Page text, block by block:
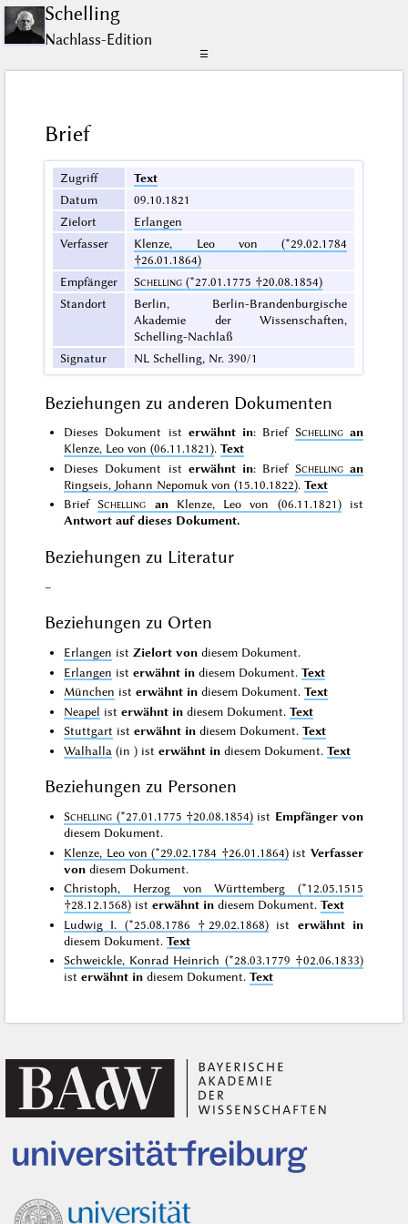
Schelling
Nachlass-Edition
☰
Brief
Zugriff
Text
Datum
09.10.1821
Zielort
Erlangen
Verfasser
Klenze, Leo von (*29.02.1784
†26.01.1864)
Empfänger
Schelling (*27.01.1775 †20.08.1854)
Standort
Berlin, Berlin-Brandenburgische
Akademie der Wissenschaften,
Schelling-Nachlaß
Signatur
NL Schelling, Nr. 390/1
Beziehungen zu anderen Dokumenten
Dieses Dokument ist erwähnt in: Brief Schelling an
Klenze, Leo von (06.11.1821).Text
Dieses Dokument ist erwähnt in: Brief Schelling an
Ringseis, Johann Nepomuk von (15.10.1822).Text
BriefSchelling anKlenze, Leo von (06.11.1821)ist
Antwort auf dieses Dokument.
Beziehungen zu Literatur
–
Beziehungen zu Orten
Erlangen istZielort von diesem Dokument.
Erlangen isterwähnt in diesem Dokument.Text
München isterwähnt in diesem Dokument.Text
Neapel isterwähnt in diesem Dokument.Text
Stuttgart isterwähnt in diesem Dokument.Text
Walhalla (in) isterwähnt in diesem Dokument.Text
Beziehungen zu Personen
Schelling (*27.01.1775 †20.08.1854) ist Empfänger von
diesem Dokument.
Klenze, Leo von (*29.02.1784 †26.01.1864) ist Verfasser
von diesem Dokument.
Christoph, Herzog von Württemberg (*12.05.1515
†28.12.1568) isterwähnt in diesem Dokument.Text
Ludwig I. (*25.08.1786 †29.02.1868) ist erwähnt in
diesem Dokument.Text
Schweickle, Konrad Heinrich (*28.03.1779 †02.06.1833)
isterwähnt in diesem Dokument.Text